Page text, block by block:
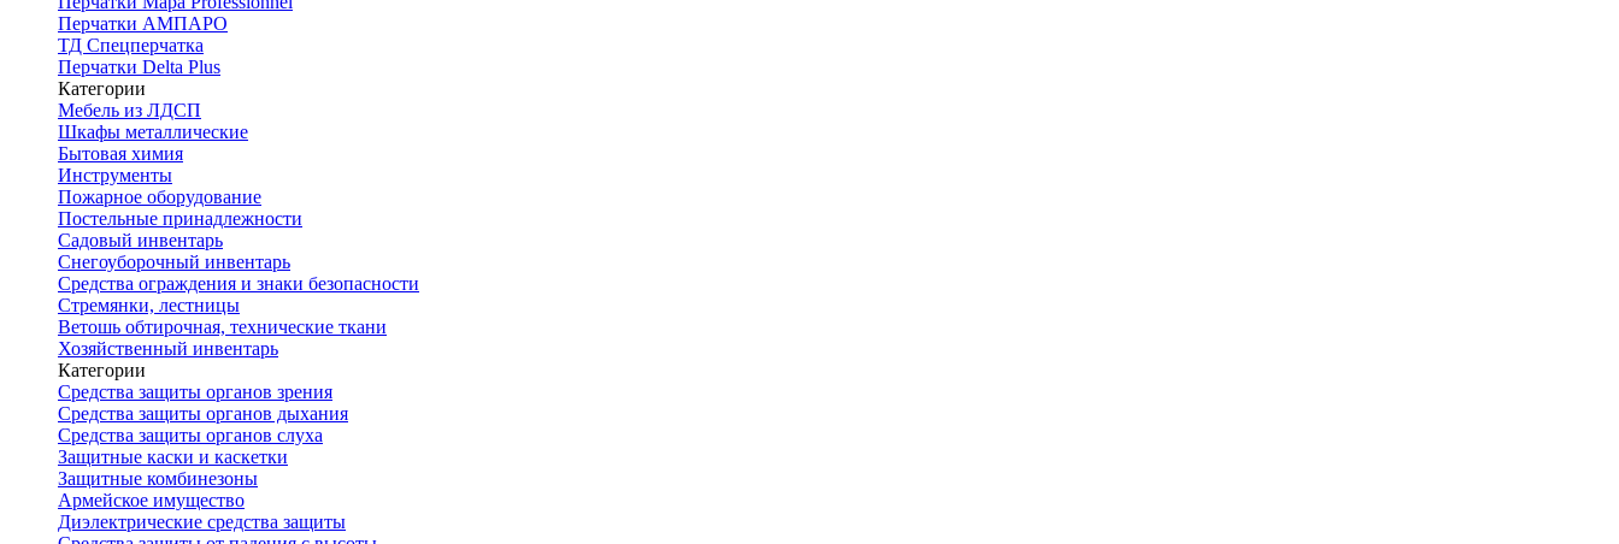
Перчатки АМПАРО
ТД Спецперчатка
Перчатки Delta Plus
Категории
Мебель из ЛДСП
Шкафы металлические
Бытовая химия
Инструменты
Пожарное оборудование
Постельные принадлежности
Садовый инвентарь
Снегоуборочный инвентарь
Средства ограждения и знаки безопасности
Стремянки, лестницы
Ветошь обтирочная, технические ткани
Хозяйственный инвентарь
Категории
Средства защиты органов зрения
Средства защиты органов дыхания
Средства защиты органов слуха
Защитные каски и каскетки
Защитные комбинезоны
Армейское имущество
Диэлектрические средства защиты